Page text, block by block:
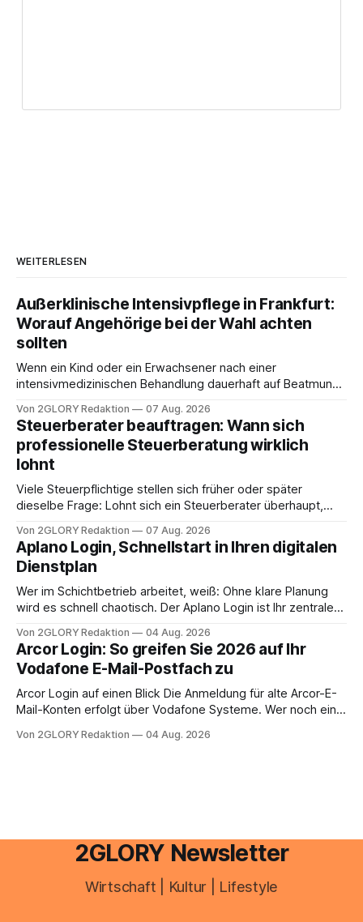
WEITERLESEN
Außerklinische Intensivpflege in Frankfurt:
Worauf Angehörige bei der Wahl achten
sollten
Wenn ein Kind oder ein Erwachsener nach einer
intensivmedizinischen Behandlung dauerhaft auf Beatmung
angewiesen ist, stellt sich für Familien eine schwierige
Frage: Muss die Versorgung dauerhaft in der Klinik bleiben –
oder ist ein Leben zu Hause möglich? Die außerklinische
Intensivpflege bietet genau diese Alternative: Sie
Von 2GLORY Redaktion 07 Aug. 2026
Steuerberater beauftragen: Wann sich
professionelle Steuerberatung wirklich
lohnt
Viele Steuerpflichtige stellen sich früher oder später
dieselbe Frage: Lohnt sich ein Steuerberater überhaupt,
erledigen? Die kurze Antwort: Bei einfachen
Einkommensverhältnissen reicht häufig eine Steuersoftware
aus – sobald jedoch mehrere Einkunftsarten
zusammentreffen oder größere finanzielle Veränderungen
anstehen, zahlt sich professionelle Unterstützung meist
Von 2GLORY Redaktion 07 Aug. 2026
Aplano Login, Schnellstart in Ihren digitalen
Dienstplan
Wer im Schichtbetrieb arbeitet, weiß: Ohne klare Planung
wird es schnell chaotisch. Der Aplano Login ist Ihr zentraler
abwesenheiten und die gesamte kommunikation rund um
Ihr personal digital zu organisieren. In diesem Leitfaden
erfahren Sie alles, was Sie für einen reibungslosen Einstieg
brauchen, von der Registrierung
Von 2GLORY Redaktion 04 Aug. 2026
Arcor Login: So greifen Sie 2026 auf Ihr
Vodafone E-Mail-Postfach zu
Arcor Login auf einen Blick Die Anmeldung für alte Arcor-E-
Mail-Konten erfolgt über Vodafone Systeme. Wer noch eine
besitzt, loggt sich heute über das Vodafone E-Mail & Cloud
Von 2GLORY Redaktion 04 Aug. 2026
2GLORY Newsletter
Wirtschaft | Kultur | Lifestyle